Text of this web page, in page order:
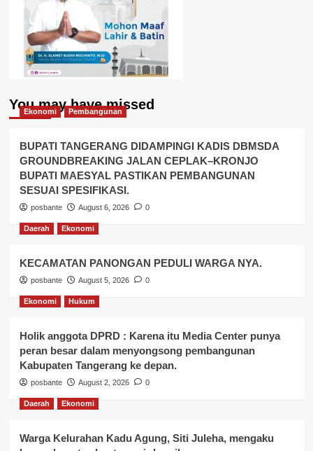
You may have missed
Ekonomi Pembangunan
BUPATI TANGERANG DIDAMPINGI KADIS DBMSDA
GROUNDBREAKING JALAN CEPLAK–KRONJO
BUPATI MAESYAL PASTIKAN PEMBANGUNAN
SESUAI SPESIFIKASI.
posbante August 6, 2026 0
Daerah Ekonomi
KECAMATAN PANONGAN PEDULI WARGA NYA.
posbante August 5, 2026 0
Ekonomi Hukum
Holik anggota DPRD : Karena itu Media Center punya
peran besar dalam menyongsong pembangunan
Kabupaten Tangerang ke depan.
posbante August 2, 2026 0
Daerah Ekonomi
Warga Kelurahan Kadu Agung, Siti Juleha, mengaku